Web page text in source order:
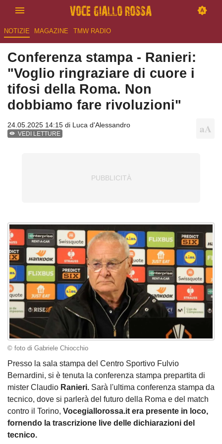
NOTIZIE MAGAZINE TMW RADIO
Conferenza stampa - Ranieri:
"Voglio ringraziare di cuore i
tifosi della Roma. Non
dobbiamo fare rivoluzioni"
24.05.2025 14:15 di Luca d'Alessandro
VEDI LETTURE
© foto di Gabriele Chiocchio
Presso la sala stampa del Centro Sportivo Fulvio
Bernardini, si è tenuta la conferenza stampa prepartita di
mister Claudio Ranieri. Sarà l'ultima conferenza stampa da
tecnico, dove si parlerà del futuro della Roma e del match
contro il Torino, Vocegiallorossa.it era presente in loco,
fornendo la trascrizione live delle dichiarazioni del
tecnico.